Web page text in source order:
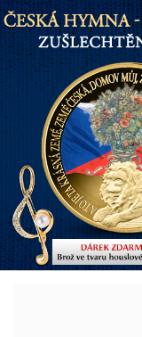
Nejznámější
česká
píseň
Nejznámější
česká
píseň